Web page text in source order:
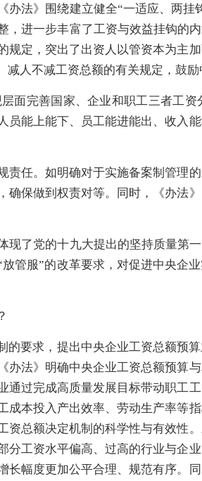
法》围绕建立健全“一适应、两
进一步丰富了工资与效益挂钩的
规定，突出了出资人以管资本为主
人不减工资总额的有关规定，鼓励
面完善国家、企业和职工三者工
能上能下、员工能进能出、收入
任。如明确对于实施备案制管理
保做到权责对等。同时，《办法
了党的十九大提出的坚持质量第
管服”的改革要求，对促进中央企
要求，提出中央企业工资总额预
法》明确中央企业工资总额预算
过完成高质量发展目标带动职工
本投入产出效率、劳动生产率等
总额决定机制的科学性与有效性
工资水平偏高、过高的行业与企
幅度更加公平合理、规范有序。